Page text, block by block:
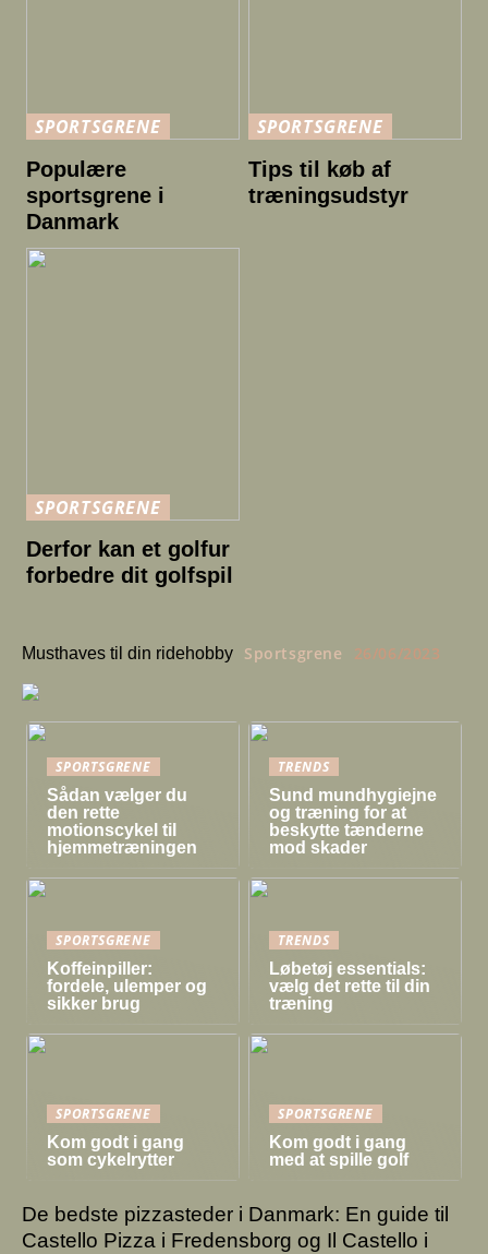
SPORTSGRENE
Populære
sportsgrene i
Danmark
SPORTSGRENE
Tips til køb af
træningsudstyr
SPORTSGRENE
Derfor kan et golfur
forbedre dit golfspil
Musthaves til din ridehobby Sportsgrene 26/06/2023
SPORTSGRENE
Sådan vælger du
den rette
motionscykel til
hjemmetræningen
TRENDS
Sund mundhygiejne
og træning for at
beskytte tænderne
mod skader
SPORTSGRENE
Koffeinpiller:
fordele, ulemper og
sikker brug
TRENDS
Løbetøj essentials:
vælg det rette til din
træning
SPORTSGRENE
Kom godt i gang
som cykelrytter
SPORTSGRENE
Kom godt i gang
med at spille golf
De bedste pizzasteder i Danmark: En guide til
Castello Pizza i Fredensborg og Il Castello i